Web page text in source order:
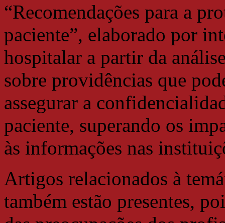
“Recomendações para a
paciente”, elaborado por
hospitalar a partir da
sobre providências que
assegurar a
paciente, superando os
às informações nas
Artigos relacionados à
também estão presentes,